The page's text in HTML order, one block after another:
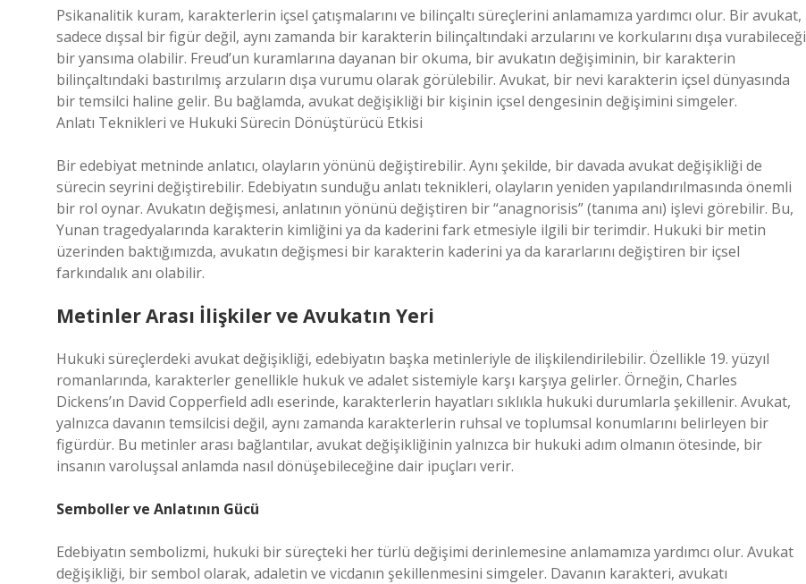
Psikanalitik kuram, karakterlerin içsel çatışmalarını ve bilinçaltı süreçlerini anlamamıza yardımcı olur. Bir avukat,
sadece dışsal bir figür değil, aynı zamanda bir karakterin bilinçaltındaki arzularını ve korkularını dışa vurabileceği
bir yansıma olabilir. Freud’un kuramlarına dayanan bir okuma, bir avukatın değişiminin, bir karakterin
bilinçaltındaki bastırılmış arzuların dışa vurumu olarak görülebilir. Avukat, bir nevi karakterin içsel dünyasında
bir temsilci haline gelir. Bu bağlamda, avukat değişikliği bir kişinin içsel dengesinin değişimini simgeler.
Anlatı Teknikleri ve Hukuki Sürecin Dönüştürücü Etkisi
Bir edebiyat metninde anlatıcı, olayların yönünü değiştirebilir. Aynı şekilde, bir davada avukat değişikliği de
sürecin seyrini değiştirebilir. Edebiyatın sunduğu anlatı teknikleri, olayların yeniden yapılandırılmasında önemli
bir rol oynar. Avukatın değişmesi, anlatının yönünü değiştiren bir “anagnorisis” (tanıma anı) işlevi görebilir. Bu,
Yunan tragedyalarında karakterin kimliğini ya da kaderini fark etmesiyle ilgili bir terimdir. Hukuki bir metin
üzerinden baktığımızda, avukatın değişmesi bir karakterin kaderini ya da kararlarını değiştiren bir içsel
farkındalık anı olabilir.
Metinler Arası İlişkiler ve Avukatın Yeri
Hukuki süreçlerdeki avukat değişikliği, edebiyatın başka metinleriyle de ilişkilendirilebilir. Özellikle 19. yüzyıl
romanlarında, karakterler genellikle hukuk ve adalet sistemiyle karşı karşıya gelirler. Örneğin, Charles
Dickens’ın David Copperfield adlı eserinde, karakterlerin hayatları sıklıkla hukuki durumlarla şekillenir. Avukat,
yalnızca davanın temsilcisi değil, aynı zamanda karakterlerin ruhsal ve toplumsal konumlarını belirleyen bir
figürdür. Bu metinler arası bağlantılar, avukat değişikliğinin yalnızca bir hukuki adım olmanın ötesinde, bir
insanın varoluşsal anlamda nasıl dönüşebileceğine dair ipuçları verir.
Semboller ve Anlatının Gücü
Edebiyatın sembolizmi, hukuki bir süreçteki her türlü değişimi derinlemesine anlamamıza yardımcı olur. Avukat
değişikliği, bir sembol olarak, adaletin ve vicdanın şekillenmesini simgeler. Davanın karakteri, avukatı